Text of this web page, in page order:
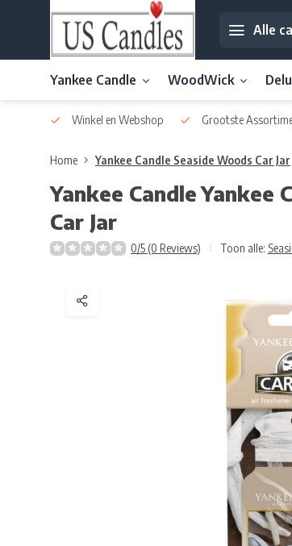
Alle
Yankee Candle WoodWick
Winkel en Webshop Grootste
Home Yankee Candle Seaside Woods Car Jar
Yankee CandleYankee
Car Jar
0/5 (0 Reviews) Toon alle: